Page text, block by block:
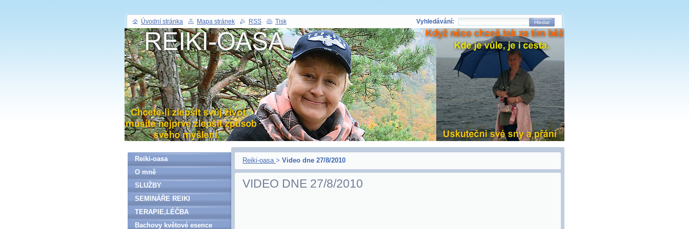
Reiki-oasa > Video dne 27/8/2010
VIDEO DNE 27/8/2010
Reiki-oasa
O mně
SLUŽBY
SEMINÁŘE REIKI
TERAPIE,LÉČBA
Bachovy květové esence
Úvodní stránka Mapa stránek RSS Tisk Vyhledávání: Hledat